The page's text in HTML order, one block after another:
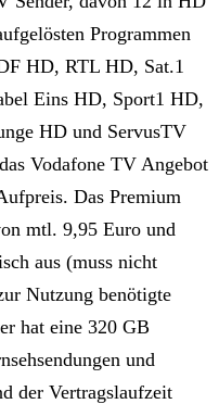
Programmen
HD, RTL HD, Sat.1
Eins HD, Sport1 HD,
HD und ServusTV
Vodafone TV Angebot
Das Premium
mtl. 9,95 Euro und
aus (muss nicht
Nutzung benötigte
hat eine 320 GB
und
der Vertragslaufzeit